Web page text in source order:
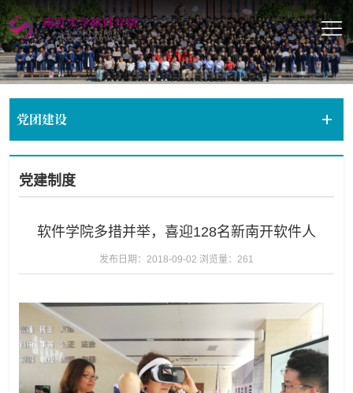
党团建设
党建制度
软件学院多措并举，喜迎128名新南开软件人
发布日期：2018-09-02 浏览量： 261